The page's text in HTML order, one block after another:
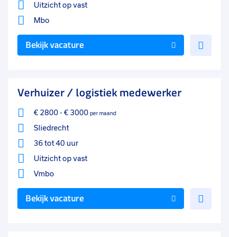
Uitzicht op vast
Mbo
Bekijk vacature
Verhuizer / logistiek medewerker
€ 2800- € 3000 per maand
Sliedrecht
36 tot 40 uur
Uitzicht op vast
Vmbo
Bekijk vacature